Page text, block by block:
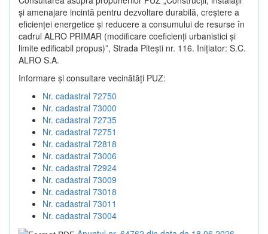
și amenajare incintă pentru dezvoltare durabilă, creștere a
eficienței energetice și reducere a consumului de resurse în
cadrul ALRO PRIMAR (modificare coeficienți urbanistici și
limite edificabil propus)”, Strada Pitești nr. 116. Inițiator: S.C.
ALRO S.A.
Informare și consultare vecinătăți PUZ:
Nr. cadastral 72750
Nr. cadastral 73000
Nr. cadastral 72735
Nr. cadastral 72751
Nr. cadastral 72818
Nr. cadastral 73006
Nr. cadastral 72924
Nr. cadastral 73009
Nr. cadastral 73018
Nr. cadastral 73011
Nr. cadastral 73004